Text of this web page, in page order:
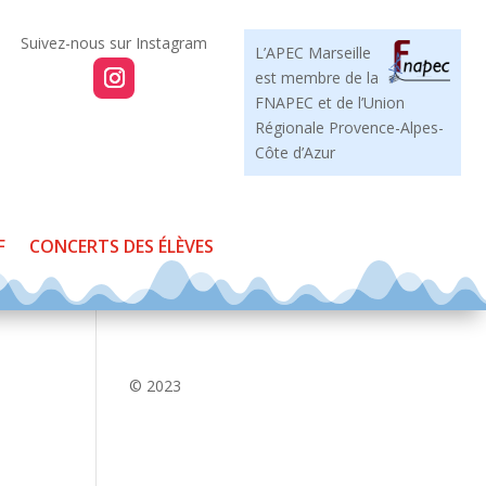
L’APEC Marseille
est membre de la
FNAPEC et de l’Union
Régionale Provence-Alpes-
Côte d’Azur
CONCERTS DES ÉLÈVES
© 2023